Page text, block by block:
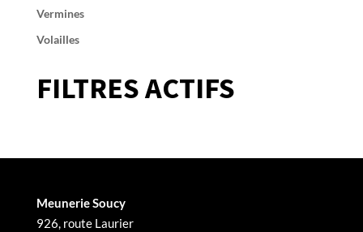
Vermines
Volailles
FILTRES ACTIFS
Meunerie Soucy
926, route Laurier